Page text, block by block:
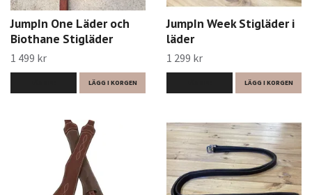
JumpIn One Läder och
Biothane Stigläder
1 499 kr
LÄGG I KORGEN
JumpIn Week Stigläder i
läder
1 299 kr
LÄGG I KORGEN